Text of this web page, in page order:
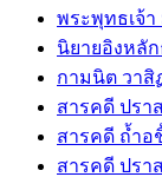
พระพุทธเจ้
นิยายอิงหลัก
กามนิต วาสิ
สารคดี ปรา
สารคดี ถ้ำอ
สารคดี ปรา